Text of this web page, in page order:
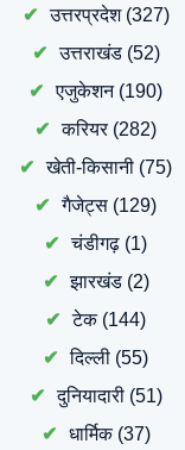
उत्तरप्रदेश(327)
उत्तराखंड(52)
एजुकेशन(190)
करियर(282)
खेती-किसानी (75)
गैजेट्स (129)
चंडीगढ़ (1)
झारखंड(2)
टेक(144)
दिल्ली (55)
दुनियादारी(51)
धार्मिक(37)